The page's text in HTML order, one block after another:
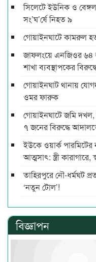
সিলেটে ইউনিক ও
সং’ঘ’র্ষে নিহত ৯
গোয়াইনঘাটে কামরুল
জাফলংয়ে এনজিওর ৬৪
শাখা ব্যবস্থাপকের
গোয়াইনঘাট থানায়
ওমর ফারুক
গোয়াইনঘাটে জমি দখল,
৭ জনের বিরুদ্ধে
ইউকে ওয়ার্ক
আত্মসাৎ: স্ত্রী
তাহিরপুরে নৌ-ধর্মঘট
‘নতুন টোল’!
বিজ্ঞাপন